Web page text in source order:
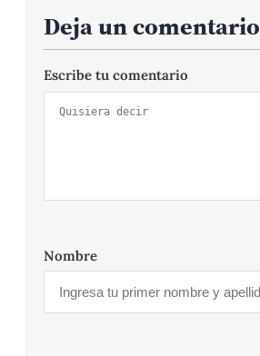
Deja un comentario
Escribe tu comentario
Nombre